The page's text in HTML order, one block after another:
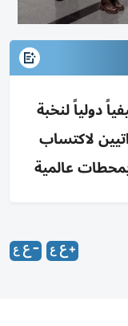
دولياً لنخبة
لاكتساب
عالمية